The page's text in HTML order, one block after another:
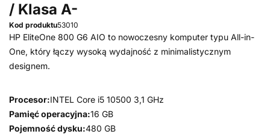
/ Klasa A-
Kod produktu53010
HP EliteOne 800 G6 AIO to nowoczesny komputer typu All-in-
One, który łączy wysoką wydajność z minimalistycznym
designem.
Procesor:INTEL Core i5 10500 3,1 GHz
Pamięć operacyjna:16 GB
Pojemność dysku:480 GB